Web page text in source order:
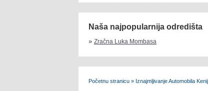
Naša najpopularnija odredišta
» Zračna Luka Mombasa
Početnu stranicu » Iznajmljivanje Automobila